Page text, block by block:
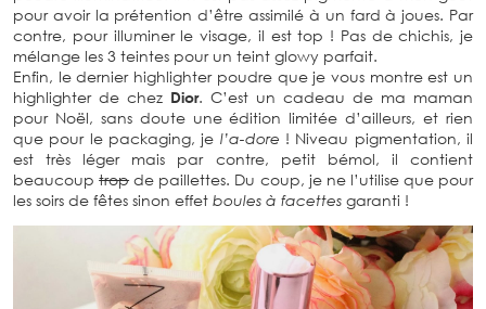
pour avoir la prétention d’être assimilé à un fard à joues. Par
contre, pour illuminer le visage, il est top ! Pas de chichis, je
mélange les 3 teintes pour un teint glowy parfait.
Enfin, le dernier highlighter poudre que je vous montre est un
highlighter de chez Dior. C’est un cadeau de ma maman
pour Noël, sans doute une édition limitée d’ailleurs, et rien
que pour le packaging, je l’a-dore ! Niveau pigmentation, il
est très léger mais par contre, petit bémol, il contient
beaucouptrop de paillettes. Du coup, je ne l’utilise que pour
les soirs de fêtes sinon effet boules à facettes garanti !